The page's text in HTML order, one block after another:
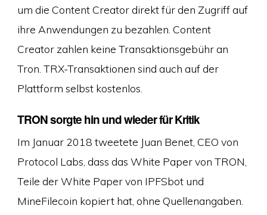
um die Content Creator direkt für den Zugriff auf
ihre Anwendungen zu bezahlen. Content
Creator zahlen keine Transaktionsgebühr an
Tron. TRX-Transaktionen sind auch auf der
Plattform selbst kostenlos.
TRON sorgte hin und wieder für Kritik
Im Januar 2018 tweetete Juan Benet, CEO von
Protocol Labs, dass das White Paper von TRON,
Teile der White Paper von IPFSbot und
MineFilecoin kopiert hat, ohne Quellenangaben.